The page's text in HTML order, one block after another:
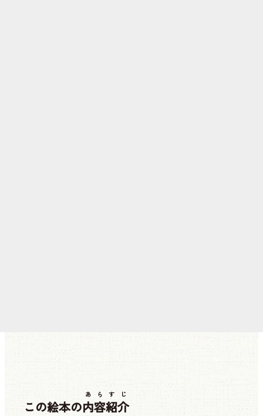
この絵本の内容紹介
あらすじ